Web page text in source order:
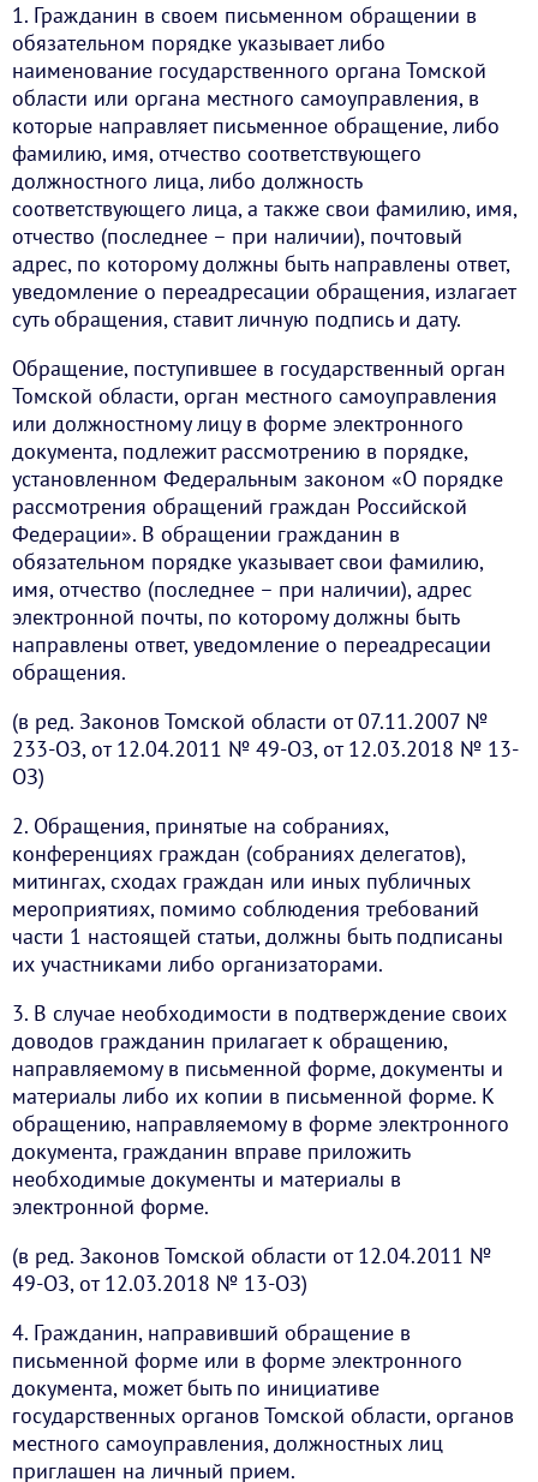
1. Гражданин в своем письменном обращении в
обязательном порядке указывает либо
наименование государственного органа Томской
области или органа местного самоуправления, в
которые направляет письменное обращение, либо
фамилию, имя, отчество соответствующего
должностного лица, либо должность
соответствующего лица, а также свои фамилию, имя,
отчество (последнее – при наличии), почтовый
адрес, по которому должны быть направлены ответ,
уведомление о переадресации обращения, излагает
суть обращения, ставит личную подпись и дату.
Обращение, поступившее в государственный орган
Томской области, орган местного самоуправления
или должностному лицу в форме электронного
документа, подлежит рассмотрению в порядке,
установленном Федеральным законом «О порядке
рассмотрения обращений граждан Российской
Федерации». В обращении гражданин в
обязательном порядке указывает свои фамилию,
имя, отчество (последнее – при наличии), адрес
электронной почты, по которому должны быть
направлены ответ, уведомление о переадресации
обращения.
(в ред. Законов Томской области от 07.11.2007 №
233-ОЗ, от 12.04.2011 № 49-ОЗ, от 12.03.2018 № 13-
ОЗ)
2. Обращения, принятые на собраниях,
конференциях граждан (собраниях делегатов),
митингах, сходах граждан или иных публичных
мероприятиях, помимо соблюдения требований
части 1 настоящей статьи, должны быть подписаны
их участниками либо организаторами.
3. В случае необходимости в подтверждение своих
доводов гражданин прилагает к обращению,
направляемому в письменной форме, документы и
материалы либо их копии в письменной форме. К
обращению, направляемому в форме электронного
документа, гражданин вправе приложить
необходимые документы и материалы в
электронной форме.
(в ред. Законов Томской области от 12.04.2011 №
49-ОЗ, от 12.03.2018 № 13-ОЗ)
4. Гражданин, направивший обращение в
письменной форме или в форме электронного
документа, может быть по инициативе
государственных органов Томской области, органов
местного самоуправления, должностных лиц
приглашен на личный прием.